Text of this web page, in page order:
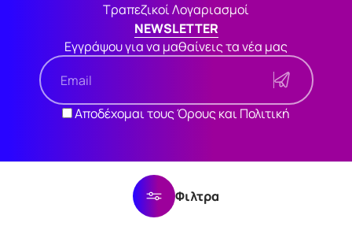
Φιλτρα
Τραπεζικοί Λογαριασμοί
NEWSLETTER
Εγγράψου για να μαθαίνεις τα νέα μας
Αποδέχομαι τους Όρους και Πολιτική
Όροι ΣυμμετοχήςΠολιτική Απορρήτου